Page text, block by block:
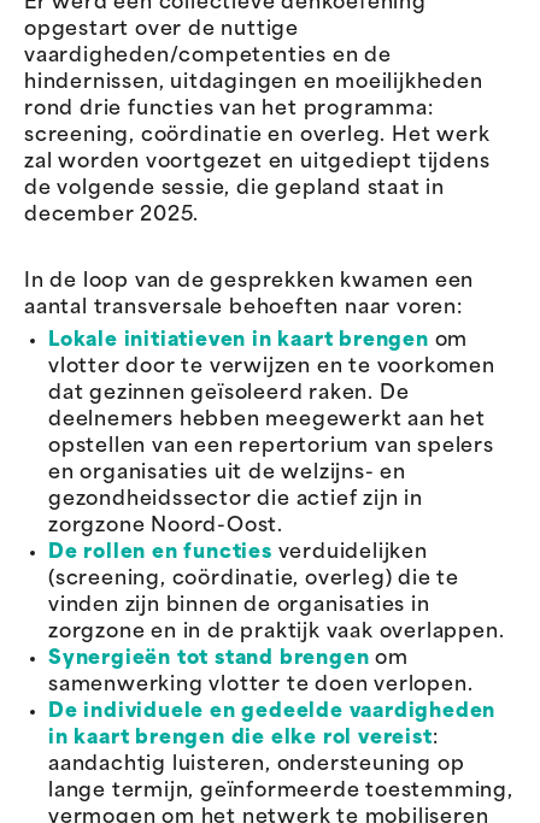
opgestart over de nuttige
vaardigheden/competenties en de
hindernissen, uitdagingen en moeilijkheden
rond drie functies van het programma:
screening, coördinatie en overleg. Het werk
zal worden voortgezet en uitgediept tijdens
de volgende sessie, die gepland staat in
december 2025.
In de loop van de gesprekken kwamen een
aantal transversale behoeften naar voren:
Lokale initiatieven in kaart brengen om
vlotter door te verwijzen en te voorkomen
dat gezinnen geïsoleerd raken. De
deelnemers hebben meegewerkt aan het
opstellen van een repertorium van spelers
en organisaties uit de welzijns- en
gezondheidssector die actief zijn in
zorgzone Noord-Oost.
De rollen en functies verduidelijken
(screening, coördinatie, overleg) die te
vinden zijn binnen de organisaties in
zorgzone en in de praktijk vaak overlappen.
Synergieën tot stand brengen om
samenwerking vlotter te doen verlopen.
De individuele en gedeelde vaardigheden
in kaart brengen die elke rol vereist:
aandachtig luisteren, ondersteuning op
lange termijn, geïnformeerde toestemming,
vermogen om het netwerk te mobiliseren